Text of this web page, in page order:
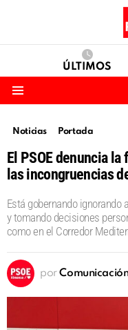
ÚLTIMOS
Noticias Portada
El PSOE denuncia
las incongruencias
Está gobernando
y tomando decisiones
como en el Corredor
por